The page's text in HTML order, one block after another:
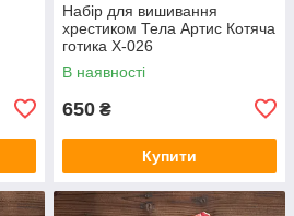
Набір для вишивання
хрестиком Тела Артис Котяча
готика Х-026
В наявності
650 ₴
Купити